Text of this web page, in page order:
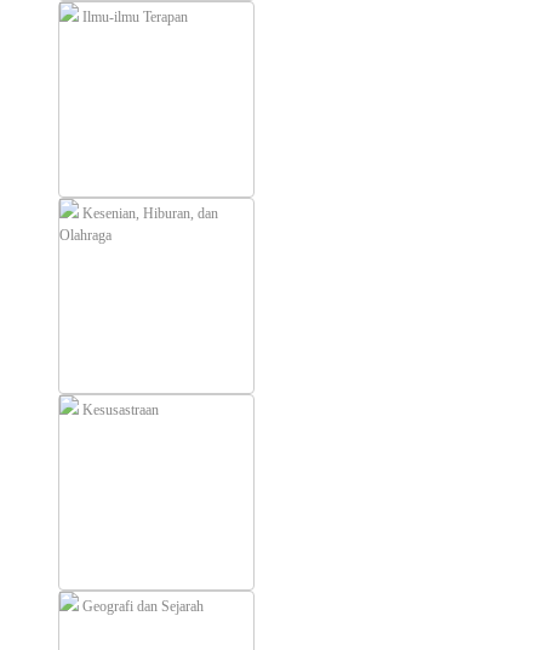
Ilmu-ilmu Terapan
Kesenian, Hiburan, dan
Olahraga
Kesusastraan
Geografi dan Sejarah